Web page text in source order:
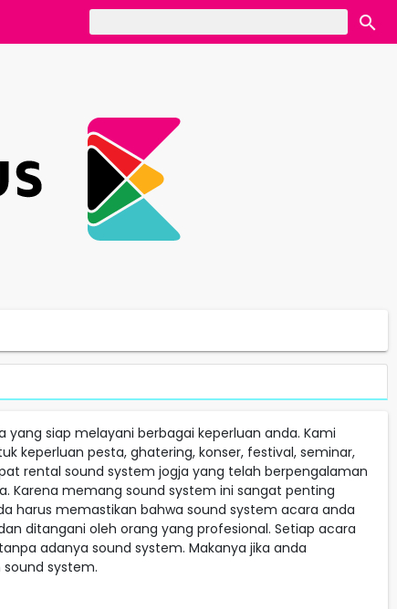
siap melayani berbagai keperluan anda. Kami
keperluan pesta, ghatering, konser, festival, seminar,
rental sound system jogja yang telah berpengalaman
Karena memang sound system ini sangat penting
harus memastikan bahwa sound system acara anda
ditangani oleh orang yang profesional. Setiap acara
adanya sound system. Makanya jika anda
system.